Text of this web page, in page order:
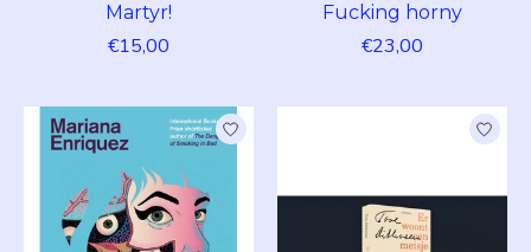
Martyr!
€15,00
Fucking horny
€23,00